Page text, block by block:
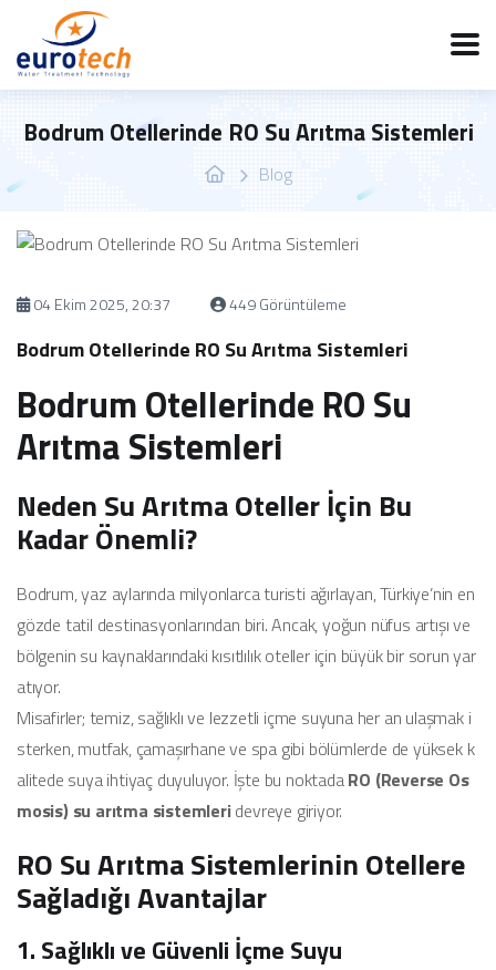
Bodrum Otellerinde RO Su Arıtma Sistemleri
Blog
04 Ekim 2025, 20:37 449 Görüntüleme
Bodrum Otellerinde RO Su Arıtma Sistemleri
Bodrum Otellerinde RO Su
Arıtma Sistemleri
Neden Su Arıtma Oteller İçin Bu
Kadar Önemli?
Bodrum, yaz aylarında milyonlarca turisti ağırlayan, Türkiye’nin en
gözde tatil destinasyonlarından biri. Ancak, yoğun nüfus artışı ve
bölgenin su kaynaklarındaki kısıtlılık oteller için büyük bir sorun yar
atıyor.
Misafirler; temiz, sağlıklı ve lezzetli içme suyuna her an ulaşmak i
sterken, mutfak, çamaşırhane ve spa gibi bölümlerde de yüksek k
alitede suya ihtiyaç duyuluyor. İşte bu noktadaRO (Reverse Os
mosis) su arıtma sistemleridevreye giriyor.
RO Su Arıtma Sistemlerinin Otellere
Sağladığı Avantajlar
1. Sağlıklı ve Güvenli İçme Suyu